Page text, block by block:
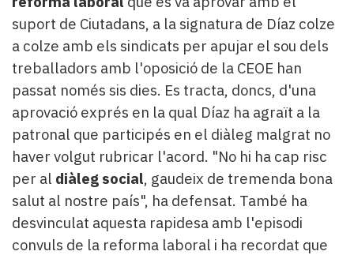
suport de Ciutadans, a la signatura de Díaz colze
a colze amb els sindicats per apujar el sou dels
treballadors amb l'oposició de la CEOE han
passat només sis dies. Es tracta, doncs, d'una
aprovació exprés en la qual Díaz ha agraït a la
patronal que participés en el diàleg malgrat no
haver volgut rubricar l'acord. "No hi ha cap risc
per al diàleg social, gaudeix de tremenda bona
salut al nostre país", ha defensat. També ha
desvinculat aquesta rapidesa amb l'episodi
convuls de la reforma laboral i ha recordat que